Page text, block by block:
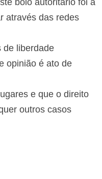
bolo autoritário foi a
através das redes
de liberdade
opinião é ato de
e que o direito
outros casos